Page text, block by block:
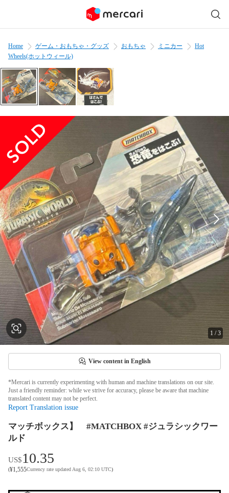
Home ゲーム・おもちゃ・グッズ おもちゃ ミニカー
Hot
Wheels(ホットウィール)
1 /3
View content in English
*Mercari is currently experimenting with human and machine translations on our site.
Just a friendly reminder: while we strive for accuracy, please be aware that machine
translated content may not be perfect.
Report Translation issue
マッチボックス】 #MATCHBOX #ジュラシックワー
ルド
US$10.35
(¥1,555Currency rate updated Aug 6, 02:10 UTC)